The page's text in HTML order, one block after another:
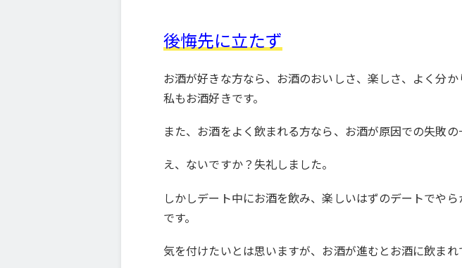
後悔先に立たず
お酒が好きな方なら、お酒のおいしさ、楽しさ、よく分か
私もお酒好きです。
また、お酒をよく飲まれる方なら、お酒が原因での失敗
え、ないですか？失礼しました。
しかしデート中にお酒を飲み、楽しいはずのデートでや
です。
気を付けたいとは思いますが、お酒が進むとお酒に飲まれ